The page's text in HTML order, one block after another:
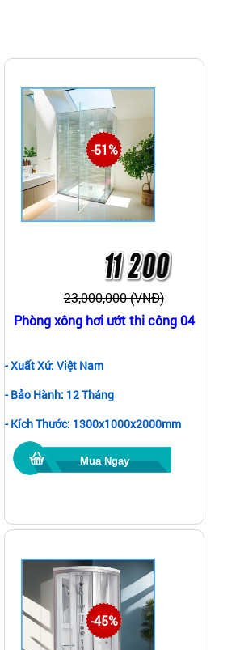
dinh-gia-re
-51%
23,000,000 (VNĐ)
Phòng xông hơi ướt thi công 04
- Xuất Xứ: Việt Nam
- Bảo Hành: 12 Tháng
- Kích Thước: 1300x1000x2000mm
Mua Ngay
-45%